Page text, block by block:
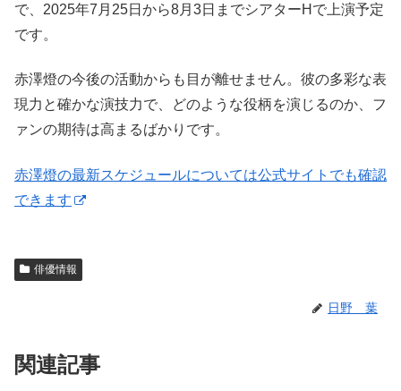
で、2025年7月25日から8月3日までシアターHで上演予定
です。
赤澤燈の今後の活動からも目が離せません。彼の多彩な表
現力と確かな演技力で、どのような役柄を演じるのか、フ
ァンの期待は高まるばかりです。
赤澤燈の最新スケジュールについては公式サイトでも確認
できます
俳優情報
日野 葉
関連記事